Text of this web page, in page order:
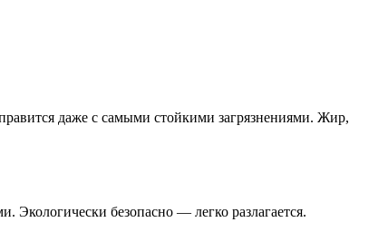
даже с самыми стойкими загрязнениями. Жир,
Экологически безопасно — легко разлагается.